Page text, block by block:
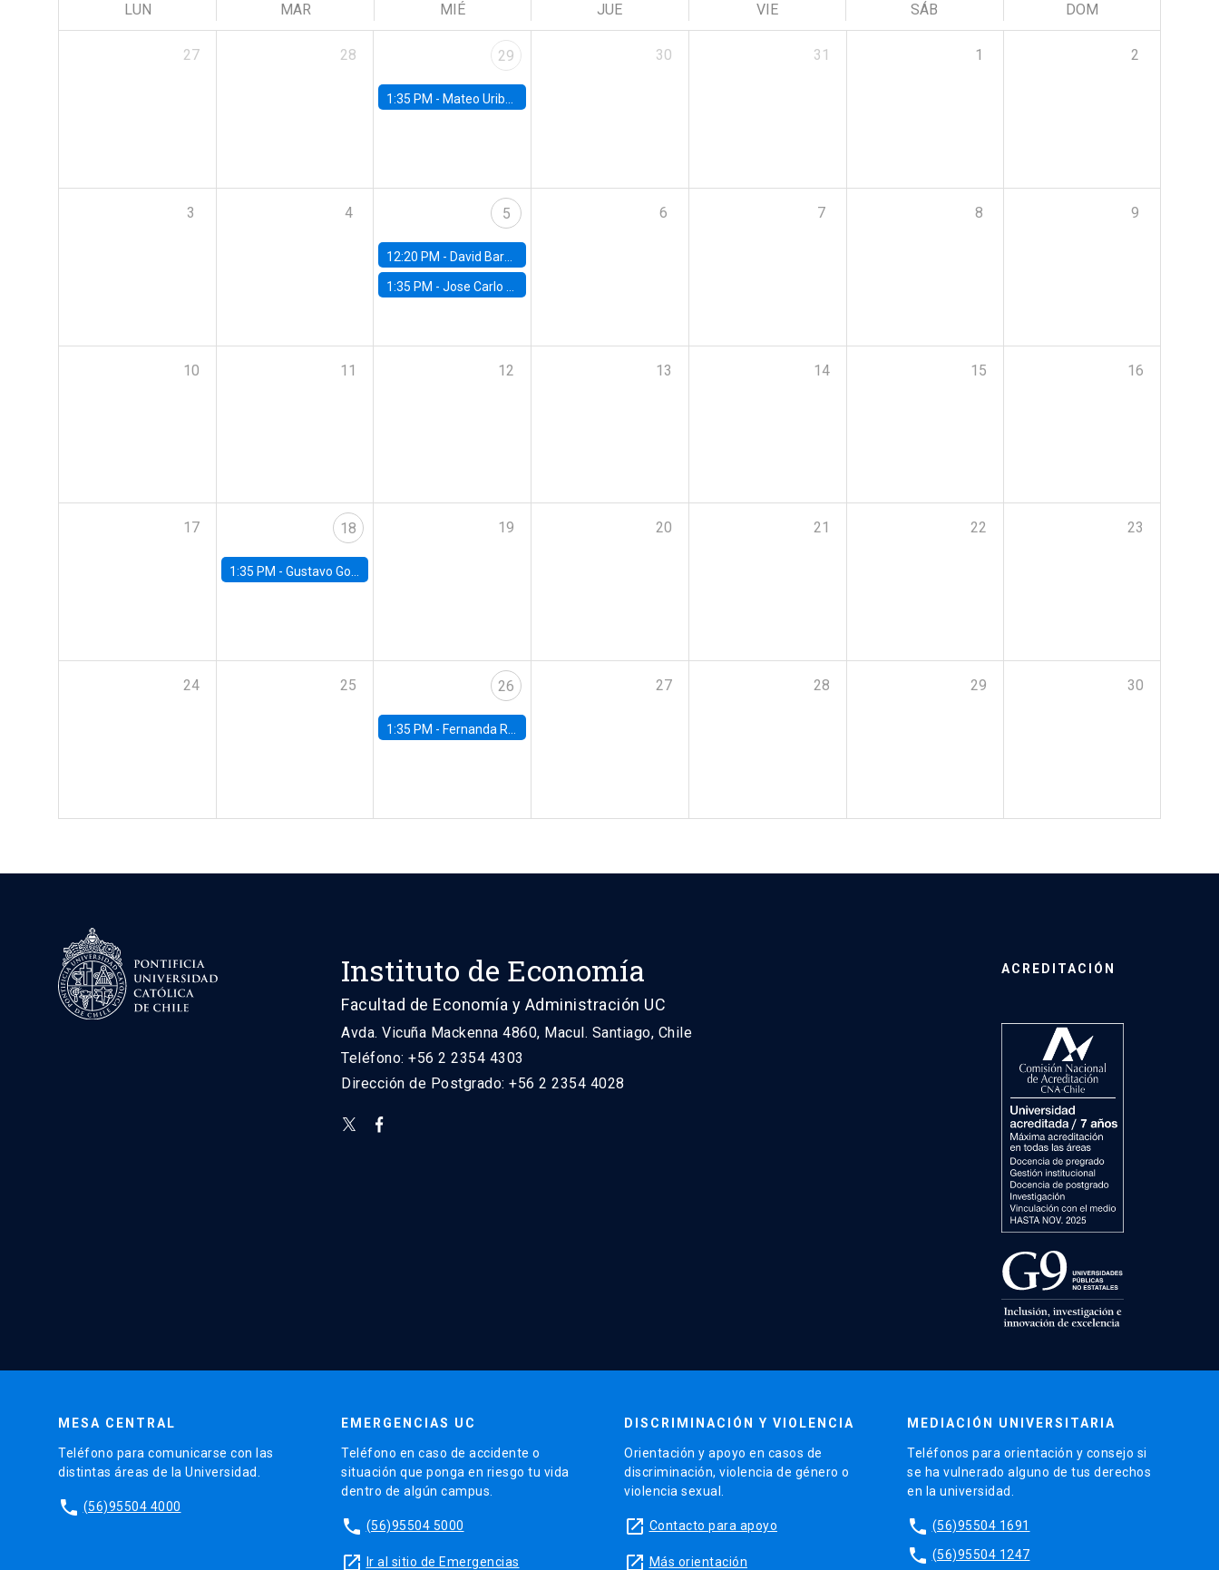
LUN MAR MIÉ JUE VIE SÁB DOM
27 28 29
1:35 PM - Mateo Uribe-Castro, Universidad de los Andes (Colombia)
30 31 1 2
3 4 5
12:20 PM - David Bardey, Universidad de los Andes - CEDE
1:35 PM -Jose Carlo Bermudez, UC (ME) & World Bank
6 7 8 9
10 11 12 13 14 15 16
17 18
1:35 PM - Gustavo González, Banco Central de Chile
19 20 21 22 23
24 25 26
1:35 PM - Fernanda Rojas Ampuero, University of Wisconsin-Madison
27 28 29 30
Instituto de Economía
Facultad de Economía y Administración UC
Avda. Vicuña Mackenna 4860, Macul. Santiago, Chile
Teléfono: +56 2 2354 4303
Dirección de Postgrado: +56 2 2354 4028
ACREDITACIÓN
MESA CENTRAL
Teléfono para comunicarse con las
distintas áreas de la Universidad.
phone (56)95504 4000
EMERGENCIAS UC
Teléfono en caso de accidente o
situación que ponga en riesgo tu vida
dentro de algún campus.
phone (56)95504 5000
launch Ir al sitio de Emergencias
DISCRIMINACIÓN Y VIOLENCIA
Orientación y apoyo en casos de
discriminación, violencia de género o
violencia sexual.
launch Contacto para apoyo
launch Más orientación
MEDIACIÓN UNIVERSITARIA
Teléfonos para orientación y consejo si
se ha vulnerado alguno de tus derechos
en la universidad.
phone (56)95504 1691
phone (56)95504 1247